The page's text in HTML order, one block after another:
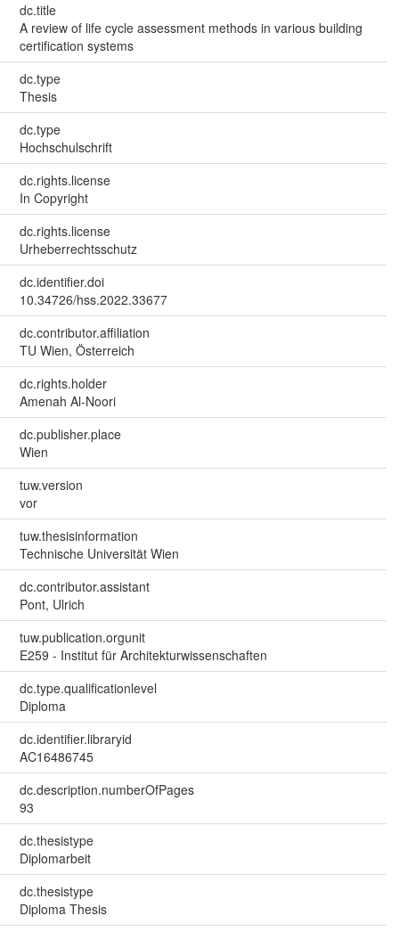
dc.title
A review of life cycle assessment methods in various building
certification systems
dc.type
Thesis
dc.type
Hochschulschrift
dc.rights.license
In Copyright
dc.rights.license
Urheberrechtsschutz
dc.identifier.doi
10.34726/hss.2022.33677
dc.contributor.affiliation
TU Wien, Österreich
dc.rights.holder
Amenah Al-Noori
dc.publisher.place
Wien
tuw.version
vor
tuw.thesisinformation
Technische Universität Wien
dc.contributor.assistant
Pont, Ulrich
tuw.publication.orgunit
E259 - Institut für Architekturwissenschaften
dc.type.qualificationlevel
Diploma
dc.identifier.libraryid
AC16486745
dc.description.numberOfPages
93
dc.thesistype
Diplomarbeit
dc.thesistype
Diploma Thesis